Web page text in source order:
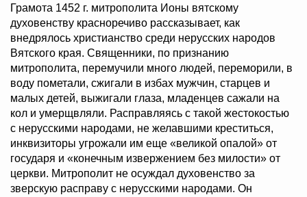
Грамота 1452 г. митрополита Ионы вятскому
духовенству красноречиво рассказывает, как
внедрялось христианство среди нерусских народов
Вятского края. Священники, по признанию
митрополита, перемучили много людей, переморили, в
воду пометали, сжигали в избах мужчин, старцев и
малых детей, выжигали глаза, младенцев сажали на
кол и умерщвляли. Расправляясь с такой жестокостью
с нерусскими народами, не желавшими креститься,
инквизиторы угрожали им еще «великой опалой» от
государя и «конечным извержением без милости» от
церкви. Митрополит не осуждал духовенство за
зверскую расправу с нерусскими народами. Он